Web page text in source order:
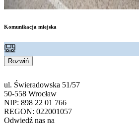
Komunikacja miejska
Rozwiń
ul. Świeradowska 51/57
50-558 Wrocław
NIP: 898 22 01 766
REGON: 022001057
Odwiedź nas na